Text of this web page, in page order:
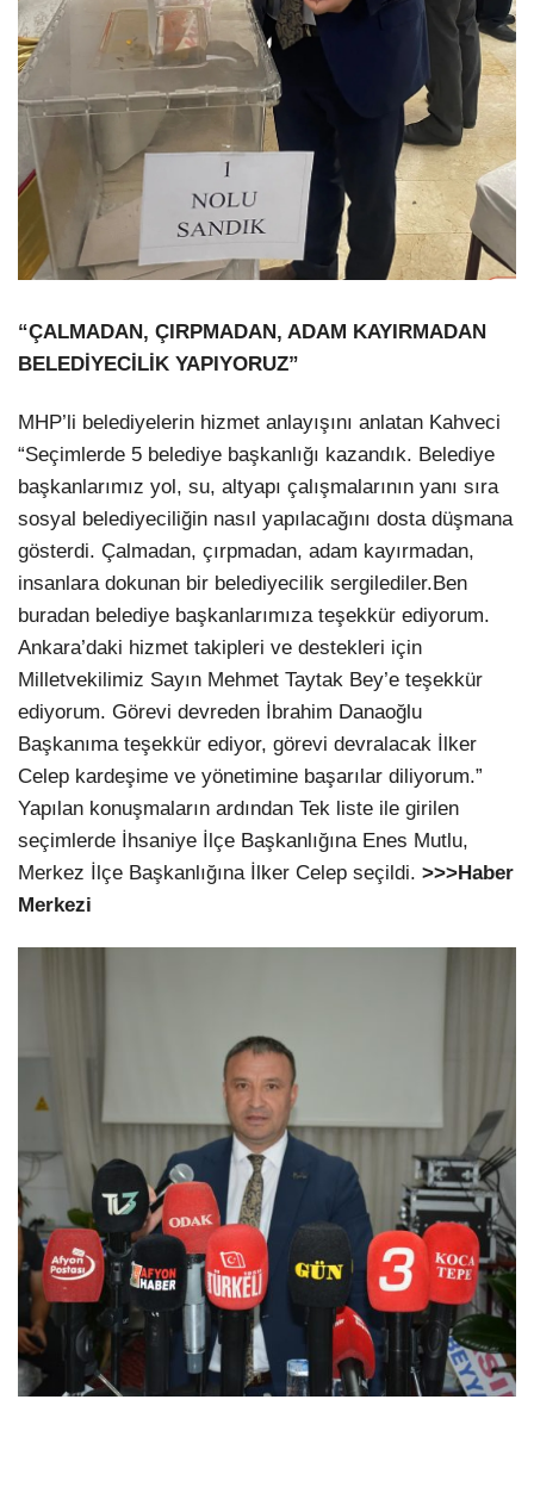
“ÇALMADAN, ÇIRPMADAN, ADAM KAYIRMADAN
BELEDİYECİLİK YAPIYORUZ”
MHP’li belediyelerin hizmet anlayışını anlatan Kahveci
“Seçimlerde 5 belediye başkanlığı kazandık. Belediye
başkanlarımız yol, su, altyapı çalışmalarının yanı sıra
sosyal belediyeciliğin nasıl yapılacağını dosta düşmana
gösterdi. Çalmadan, çırpmadan, adam kayırmadan,
insanlara dokunan bir belediyecilik sergilediler.Ben
buradan belediye başkanlarımıza teşekkür ediyorum.
Ankara’daki hizmet takipleri ve destekleri için
Milletvekilimiz Sayın Mehmet Taytak Bey’e teşekkür
ediyorum. Görevi devreden İbrahim Danaoğlu
Başkanıma teşekkür ediyor, görevi devralacak İlker
Celep kardeşime ve yönetimine başarılar diliyorum.”
Yapılan konuşmaların ardından Tek liste ile girilen
seçimlerde İhsaniye İlçe Başkanlığına Enes Mutlu,
Merkez İlçe Başkanlığına İlker Celep seçildi. >>>Haber
Merkezi